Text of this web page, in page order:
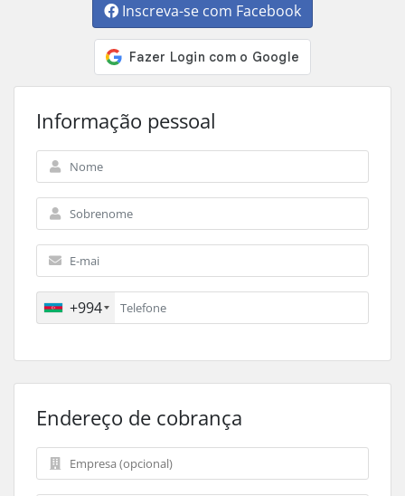
Inscreva-se com Facebook
Informação pessoal
+994
Endereço de cobrança